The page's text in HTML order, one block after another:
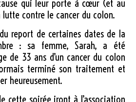
qui leur porte à cœur (et au
contre le cancer du colon.
report de certaines dates de la
: sa femme, Sarah, a été
de 33 ans d’un cancer du colon
terminé son traitement et
heureusement.
cette soirée iront à l’association